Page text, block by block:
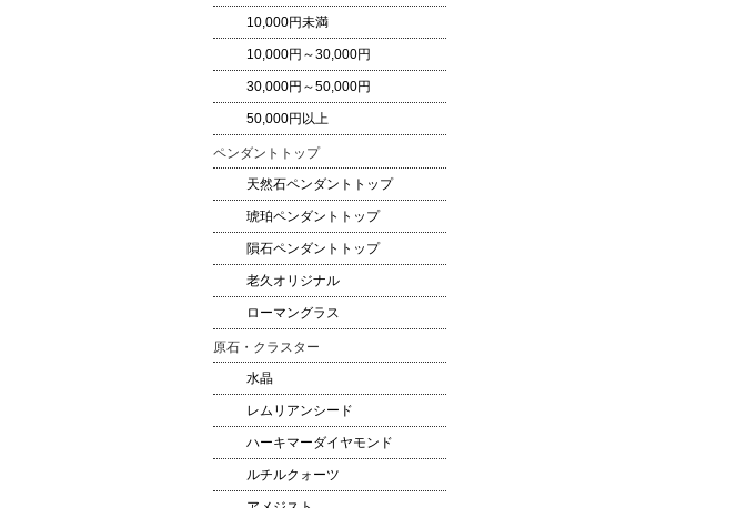
10,000円未満
10,000円～30,000円
30,000円～50,000円
50,000円以上
ペンダントトップ
天然石ペンダントトップ
琥珀ペンダントトップ
隕石ペンダントトップ
老久オリジナル
ローマングラス
原石・クラスター
水晶
レムリアンシード
ハーキマーダイヤモンド
ルチルクォーツ